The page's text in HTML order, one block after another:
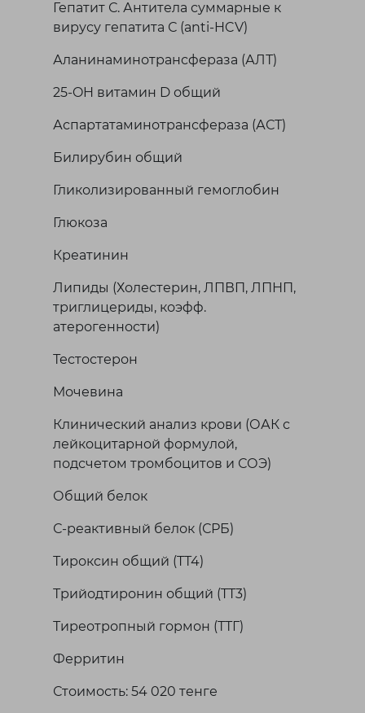
Гепатит С. Антитела суммарные к
вирусу гепатита С (anti-HCV)
Аланинаминотрансфераза (АЛТ)
25-OH витамин D общий
Аспартатаминотрансфераза (АСТ)
Билирубин общий
Гликолизированный гемоглобин
Глюкоза
Креатинин
Липиды (Холестерин, ЛПВП, ЛПНП,
триглицериды, коэфф.
атерогенности)
Тестостерон
Мочевина
Клинический анализ крови (ОАК с
лейкоцитарной формулой,
подсчетом тромбоцитов и СОЭ)
Общий белок
С-реактивный белок (СРБ)
Тироксин общий (TТ4)
Трийодтиронин общий (TT3)
Тиреотропный гормон (ТТГ)
Ферритин
Стоимость: 54 020 тенге